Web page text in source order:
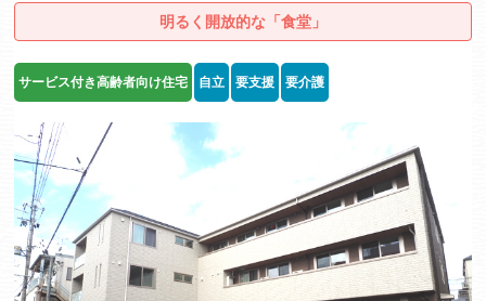
明るく開放的な「食堂」
サービス付き高齢者向け住宅 自立 要支援 要介護